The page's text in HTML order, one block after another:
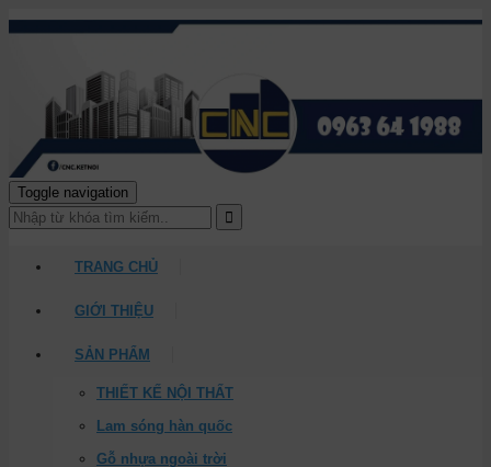
Toggle navigation
TRANG CHỦ
GIỚI THIỆU
SẢN PHẨM
THIẾT KẾ NỘI THẤT
Lam sóng hàn quốc
Gỗ nhựa ngoài trời